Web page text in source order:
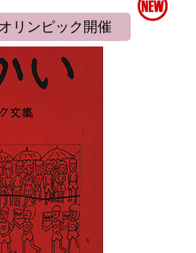
リンピック開催